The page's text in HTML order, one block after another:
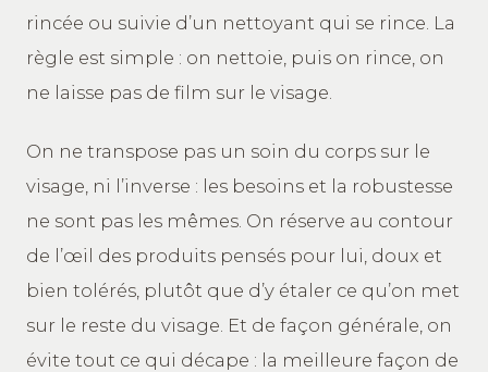
rincée ou suivie d’un nettoyant qui se rince. La
règle est simple : on nettoie, puis on rince, on
ne laisse pas de film sur le visage.
On ne transpose pas un soin du corps sur le
visage, ni l’inverse : les besoins et la robustesse
ne sont pas les mêmes. On réserve au contour
de l’œil des produits pensés pour lui, doux et
bien tolérés, plutôt que d’y étaler ce qu’on met
sur le reste du visage. Et de façon générale, on
évite tout ce qui décape : la meilleure façon de